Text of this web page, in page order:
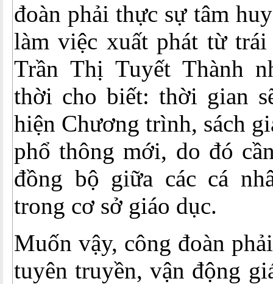
đoàn phải thực sự tâm
làm việc xuất phát từ
Trần Thị Tuyết Thành
thời cho biết: thời gian
hiện Chương trình, sách
phổ thông mới, do đó
đồng bộ giữa các cá
trong cơ sở giáo dục.
Muốn vậy, công đoàn
tuyên truyền, vận động